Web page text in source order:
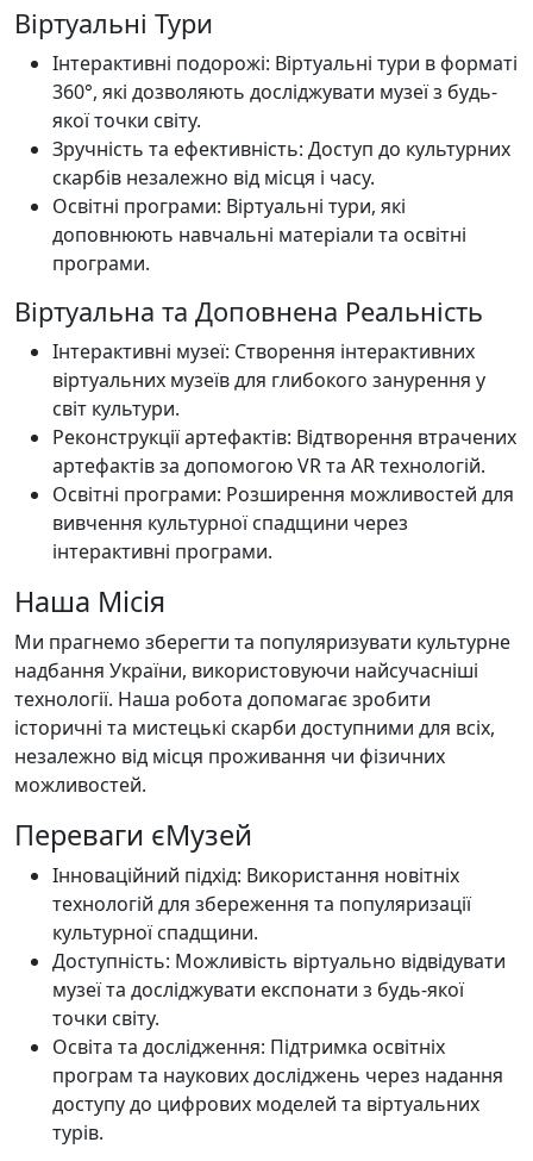
Віртуальні Тури
Інтерактивні подорожі: Віртуальні тури в форматі
360°, які дозволяють досліджувати музеї з будь-
якої точки світу.
Зручність та ефективність: Доступ до культурних
скарбів незалежно від місця і часу.
Освітні програми: Віртуальні тури, які
доповнюють навчальні матеріали та освітні
програми.
Віртуальна та Доповнена Реальність
Інтерактивні музеї: Створення інтерактивних
віртуальних музеїв для глибокого занурення у
світ культури.
Реконструкції артефактів: Відтворення втрачених
артефактів за допомогою VR та AR технологій.
Освітні програми: Розширення можливостей для
вивчення культурної спадщини через
інтерактивні програми.
Наша Місія
Ми прагнемо зберегти та популяризувати культурне
надбання України, використовуючи найсучасніші
технології. Наша робота допомагає зробити
історичні та мистецькі скарби доступними для всіх,
незалежно від місця проживання чи фізичних
можливостей.
Переваги єМузей
Інноваційний підхід: Використання новітніх
технологій для збереження та популяризації
культурної спадщини.
Доступність: Можливість віртуально відвідувати
музеї та досліджувати експонати з будь-якої
точки світу.
Освіта та дослідження: Підтримка освітніх
програм та наукових досліджень через надання
доступу до цифрових моделей та віртуальних
турів.